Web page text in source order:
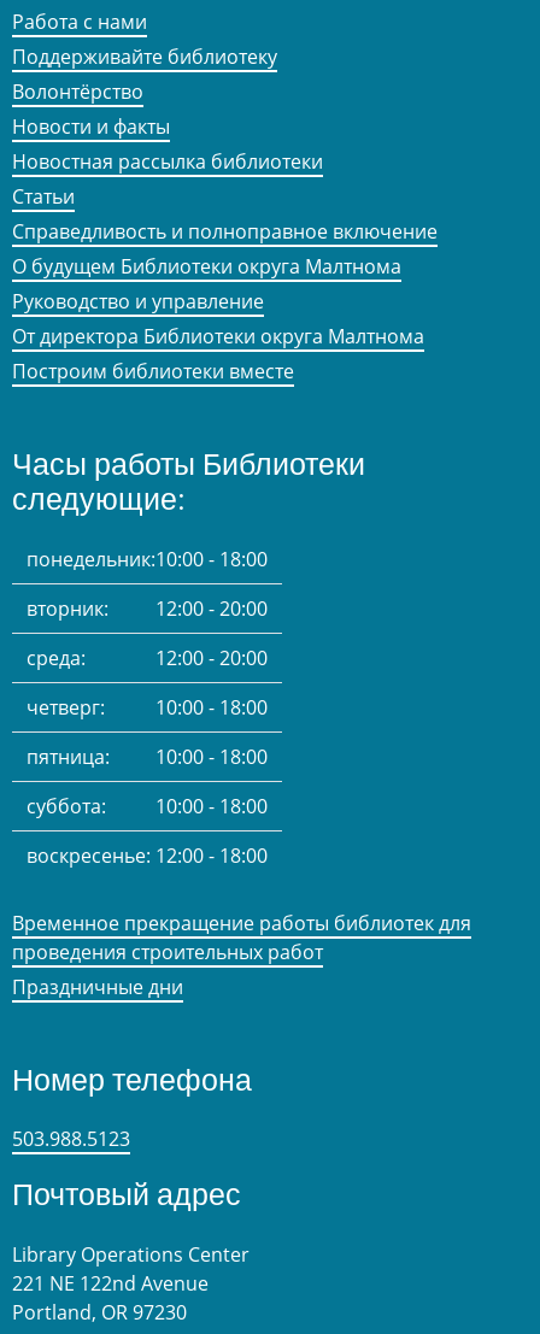
Работа с нами
Поддерживайте библиотеку
Волонтёрство
Новости и факты
Новостная рассылка библиотеки
Статьи
Справедливость и полноправное включение
О будущем Библиотеки округа Малтнома
Руководство и управление
От директора Библиотеки округа Малтнома
Построим библиотеки вместе
Часы работы Библиотеки
следующие:
понедельник:10:00 - 18:00
вторник:
12:00 - 20:00
среда:
12:00 - 20:00
четверг:
10:00 - 18:00
пятница:
10:00 - 18:00
суббота:
10:00 - 18:00
воскресенье: 12:00 - 18:00
Временное прекращение работы библиотек для
проведения строительных работ
Праздничные дни
Номер телефона
503.988.5123
Почтовый адрес
Library Operations Center
221 NE 122nd Avenue
Portland, OR 97230